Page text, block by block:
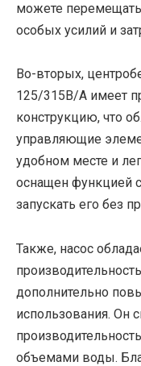
можете перемещать
особых усилий и
Во-вторых,
125/315B/A имеет
конструкцию, что
управляющие
удобном месте и
оснащен функцией
запускать его без
Также, насос
дополнительно
использования. Он
объемами воды.